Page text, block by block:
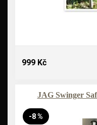
999 Kč
JAG Swinger
-8 %